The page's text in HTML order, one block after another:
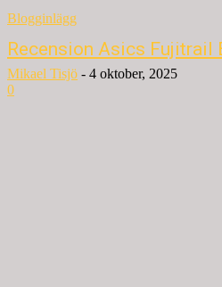
Blogginlägg
Recension Asics Fujitrail
Mikael Tisjö - 4 oktober, 2025
0